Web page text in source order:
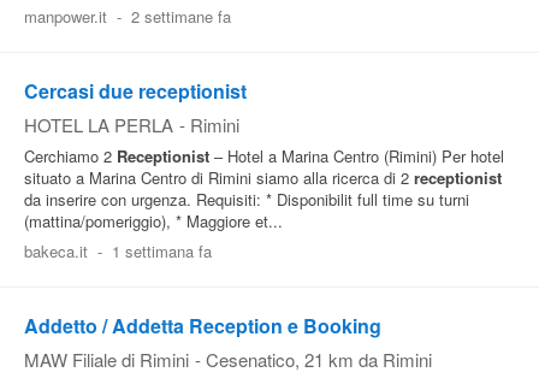
manpower.it - 2 settimane fa
Cercasi due receptionist
HOTEL LA PERLA - Rimini
Cerchiamo 2 Receptionist – Hotel a Marina Centro (Rimini) Per hotel
situato a Marina Centro di Rimini siamo alla ricerca di 2 receptionist
da inserire con urgenza. Requisiti: * Disponibilit full time su turni
(mattina/pomeriggio), * Maggiore et...
bakeca.it - 1 settimana fa
Addetto / Addetta Reception e Booking
MAW Filiale di Rimini - Cesenatico, 21 km da Rimini